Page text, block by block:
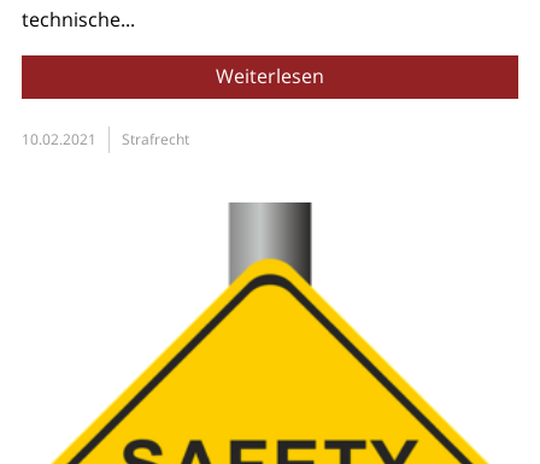
technische...
Weiterlesen
10.02.2021 Strafrecht